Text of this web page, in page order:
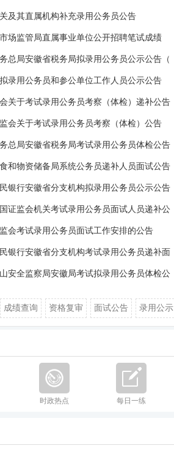
及其直属机构补充录用公务员公告
场监管局直属事业单位公开招聘笔试成绩
总局安徽省税务局拟录用公务员公示公告（
录用公务员和参公单位工作人员公示公告
关于考试录用公务员考察（体检）递补公告
会关于考试录用公务员考察（体检）公告
总局安徽省税务局考试录用公务员体检公告
和物资储备局系统公务员递补人员面试公告
银行安徽省分支机构拟录用公务员公示公告
证监会机关考试录用公务员面试人员递补公
会考试录用公务员面试工作安排的公告
银行安徽省分支机构考试录用公务员递补面
安全监察局安徽局考试拟录用公务员体检公
成绩查询 资格复审 面试公告 录用公示
时政热点 每日一练